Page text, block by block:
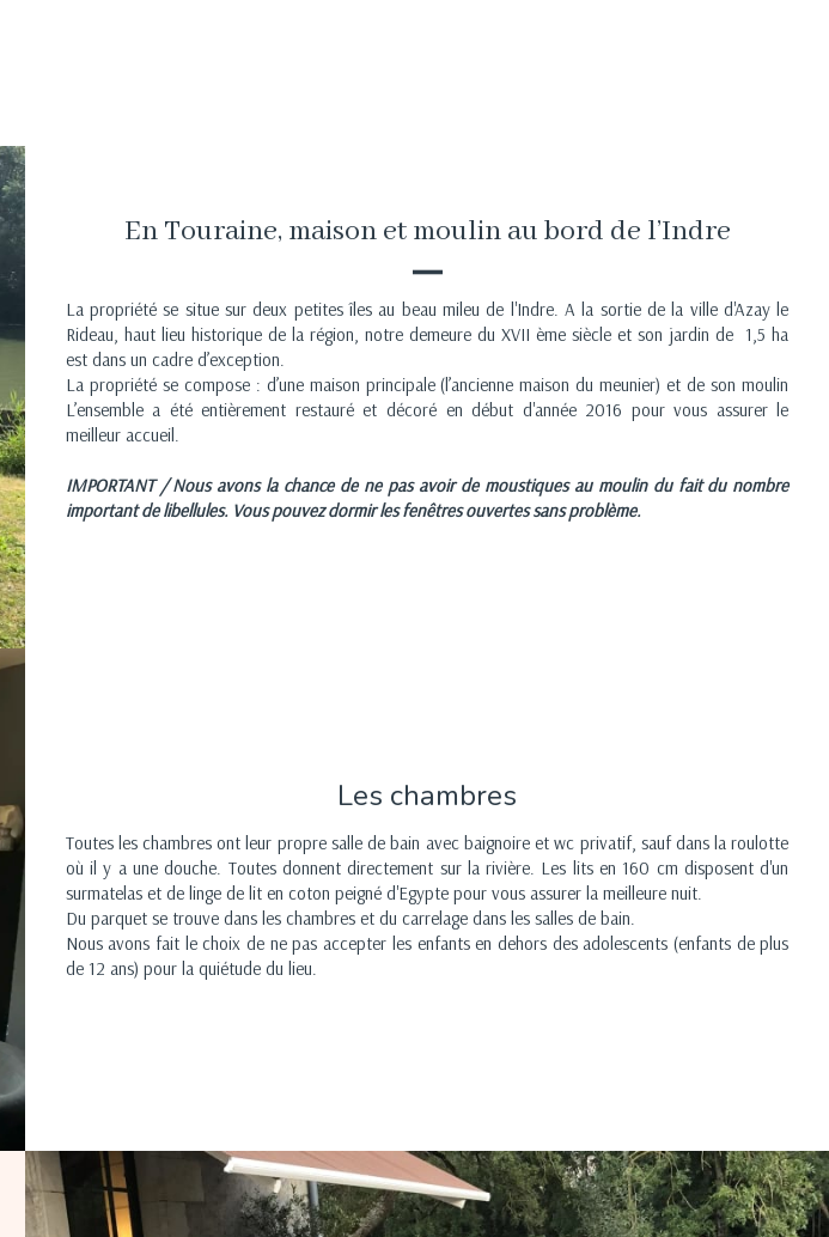
En Touraine, maison et moulin au bord de l’Indre
La propriété se situe sur deux petites îles au beau mileu de l'Indre. A la sortie de la ville d'Azay le
Rideau, haut lieu historique de la région, notre demeure du XVII ème siècle et son jardin de 1,5 ha
est dans un cadre d’exception.
La propriété se compose : d’une maison principale (l’ancienne maison du meunier) et de son moulin
L’ensemble a été entièrement restauré et décoré en début d'année 2016 pour vous assurer le
meilleur accueil.
IMPORTANT / Nous avons la chance de ne pas avoir de moustiques au moulin du fait du nombre
important de libellules. Vous pouvez dormir les fenêtres ouvertes sans problème.
Les chambres
Toutes les chambres ont leur propre salle de bain avec baignoire et wc privatif, sauf dans la roulotte
où il y a une douche. Toutes donnent directement sur la rivière. Les lits en 160 cm disposent d'un
surmatelas et de linge de lit en coton peigné d'Egypte pour vous assurer la meilleure nuit.
Du parquet se trouve dans les chambres et du carrelage dans les salles de bain.
Nous avons fait le choix de ne pas accepter les enfants en dehors des adolescents (enfants de plus
de 12 ans) pour la quiétude du lieu.